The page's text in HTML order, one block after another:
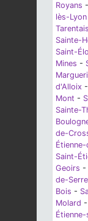
Royans -
lès-Lyon
Sainte-
Saint-
Mines -
d'Alloix -
Mont -
Sainte-
de-
Saint-
Geoirs -
de-Serre
Bois -
Molard -